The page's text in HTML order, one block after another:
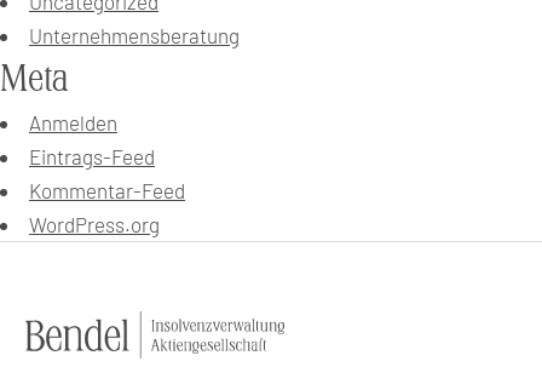
Unternehmensberatung
Meta
Anmelden
Eintrags-Feed
Kommentar-Feed
WordPress.org